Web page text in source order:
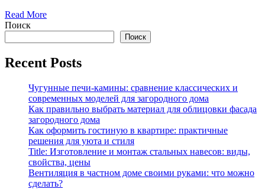
Read More
Поиск
Поиск
Recent Posts
Чугунные печи-камины: сравнение классических и
современных моделей для загородного дома
Как правильно выбрать материал для облицовки фасада
загородного дома
Как оформить гостиную в квартире: практичные
решения для уюта и стиля
Title: Изготовление и монтаж стальных навесов: виды,
свойства, цены
Вентиляция в частном доме своими руками: что можно
сделать?